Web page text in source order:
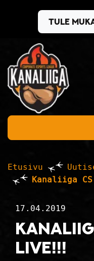
Tule
Etusivu
Kanaliiga
17.04.2019
live!!!